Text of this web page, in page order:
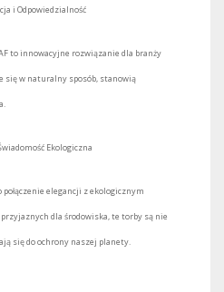
i Odpowiedzialność
to innowacyjne rozwiązanie dla branży
się w naturalny sposób, stanowią
Ekologiczna
połączenie elegancji z ekologicznym
dla środowiska, te torby są nie
się do ochrony naszej planety.